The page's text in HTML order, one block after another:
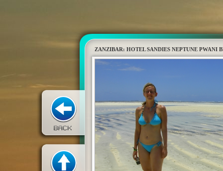
ZANZIBAR: HOTEL SANDIES NEPTUNE PWANI